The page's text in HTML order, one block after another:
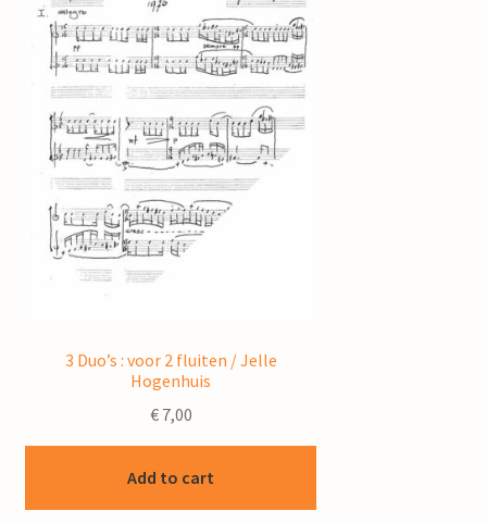
3 Duo’s : voor 2 fluiten / Jelle
Hogenhuis
€7,00
Add to cart